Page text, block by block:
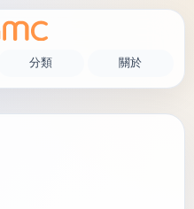
分類 關於